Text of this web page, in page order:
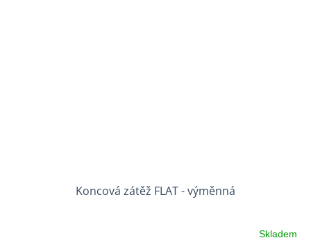
Koncová zátěž FLAT - výměnná
Skladem